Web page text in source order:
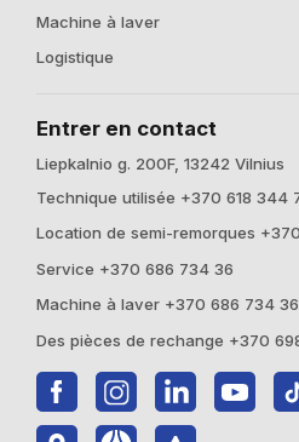
Machine à laver
Logistique
Entrer en contact
Liepkalnio g. 200F, 13242 Vilnius
Technique utilisée +370 618 344
Location de semi-remorques
Service +370 686 734 36
Machine à laver +370 686 734 36
Des pièces de rechange +370